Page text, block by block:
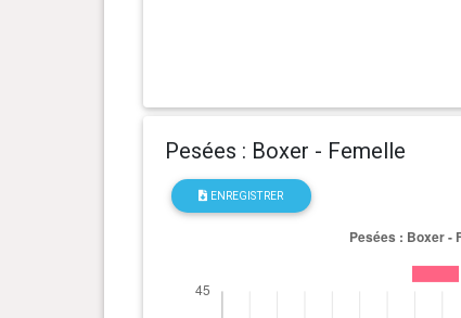
Pesées : Boxer - Femelle
ENREGISTRER